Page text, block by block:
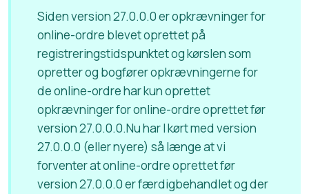
Siden version 27.0.0.0 er opkrævninger for
online-ordre blevet oprettet på
registreringstidspunktet og kørslen som
opretter og bogfører opkrævningerne for
de online-ordre har kun oprettet
opkrævninger for online-ordre oprettet før
version 27.0.0.0.Nu har I kørt med version
27.0.0.0 (eller nyere) så længe at vi
forventer at online-ordre oprettet før
version 27.0.0.0 er færdigbehandlet og der